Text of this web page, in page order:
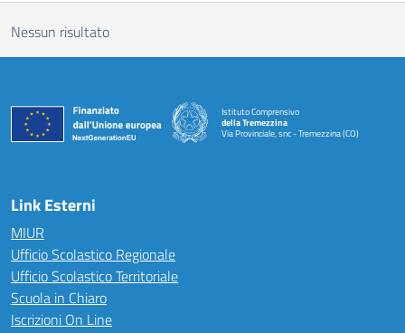
Nessun risultato
Istituto Comprensivo
della Tremezzina
Via Provinciale, snc - Tremezzina (CO)
— Visita la pagina iniziale della scuola
Link Esterni
MIUR
Ufficio Scolastico Regionale
Ufficio Scolastico Territoriale
Scuola in Chiaro
Iscrizioni On Line